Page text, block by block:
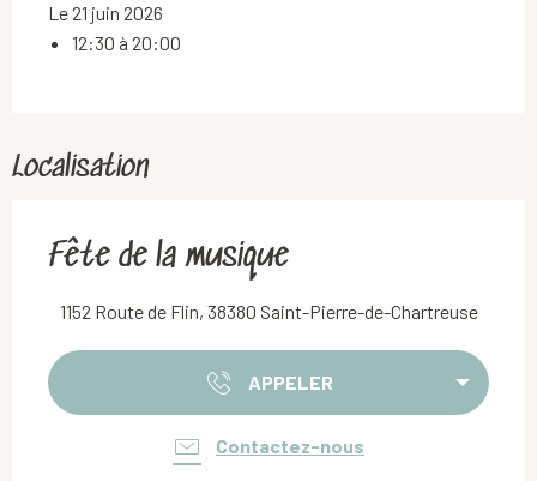
Le 21 juin 2026
12:30 à 20:00
Localisation
Fête de la musique
1152 Route de Flin, 38380 Saint-Pierre-de-Chartreuse
APPELER
Contactez-nous